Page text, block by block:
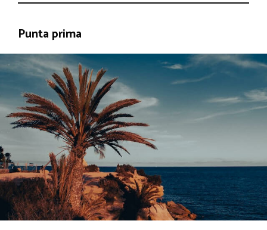
Punta prima